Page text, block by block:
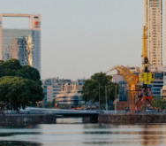
INFRASTRUKTUR
Remote
Nahtlose
Plattform
Integrierte HR-
vergrößern
Enterprise
Globale HR für
LERNEN MIT REMOTE
Forschung und
Fallstudien
HR-Glossar
Español
Italiano
Português (Portugal)